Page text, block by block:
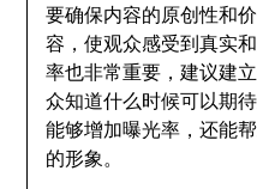
要确保内容的原创性和
容，使观众感受到真实
率也非常重要，建议建
众知道什么时候可以期
能够增加曝光率，还能
的形象。